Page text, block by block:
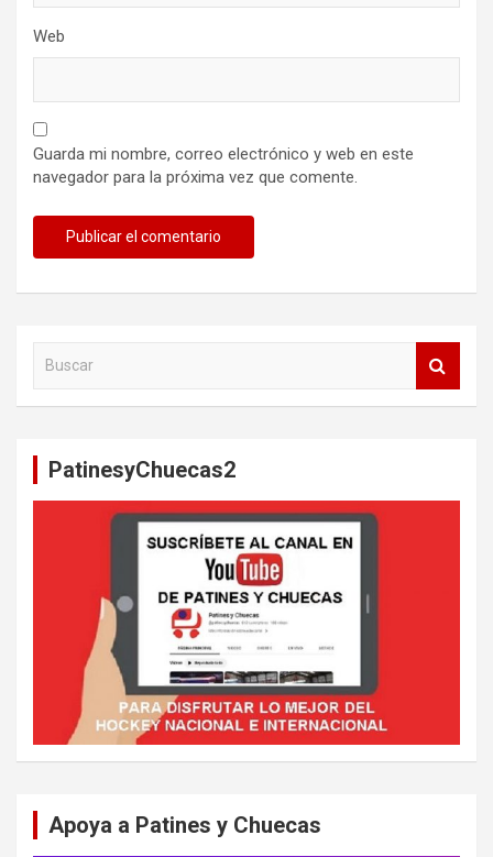
Web
Guarda mi nombre, correo electrónico y web en este
navegador para la próxima vez que comente.
PatinesyChuecas2
Apoya a Patines y Chuecas